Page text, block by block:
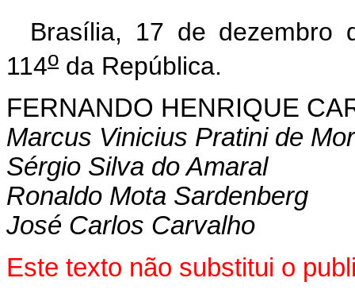
Brasília, 17 de dezembro
114o da República.
FERNANDO HENRIQUE
Marcus Vinicius Pratini de
Sérgio Silva do Amaral
Ronaldo Mota Sardenberg
José Carlos Carvalho
Este texto não substitui o